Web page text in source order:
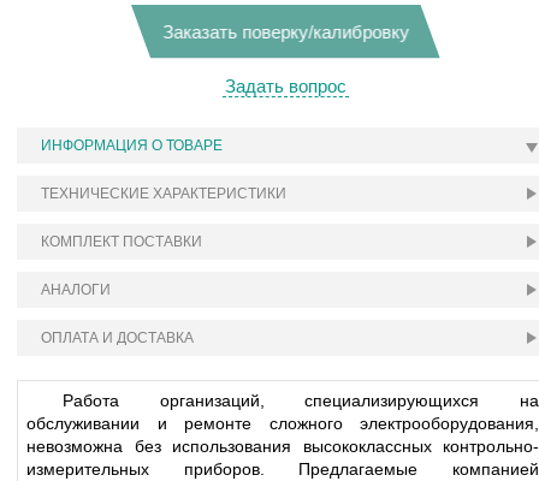
Заказать поверку/калибровку
Задать вопрос
ИНФОРМАЦИЯ О ТОВАРЕ
ТЕХНИЧЕСКИЕ ХАРАКТЕРИСТИКИ
КОМПЛЕКТ ПОСТАВКИ
АНАЛОГИ
ОПЛАТА И ДОСТАВКА
Работа организаций, специализирующихся на
обслуживании и ремонте сложного электрооборудования,
невозможна без использования высококлассных контрольно-
измерительных приборов. Предлагаемые компанией